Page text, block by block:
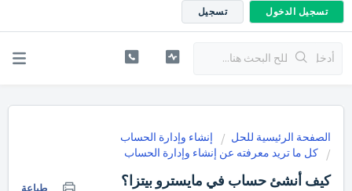
تسجيل الدخول تسجيل
الصفحة الرئيسية للحل
إنشاء وإدارة الحساب
كل ما تريد معرفته عن إنشاء وإدارة الحساب
كيف أنشئ حساب في مايسترو بيتزا؟